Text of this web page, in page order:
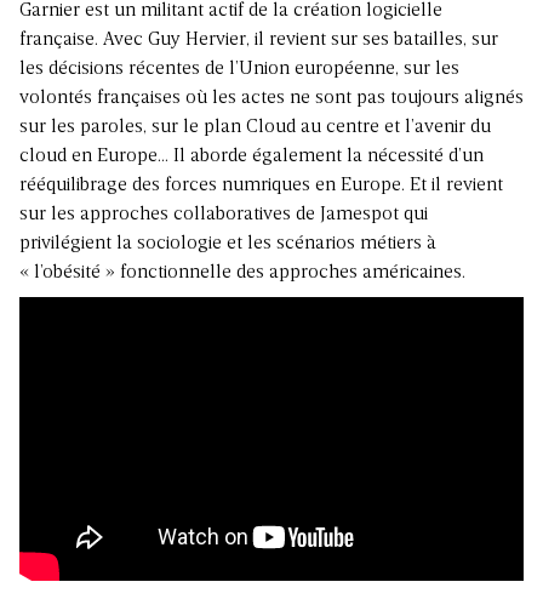
Garnier est un militant actif de la création logicielle
française. Avec Guy Hervier, il revient sur ses batailles, sur
les décisions récentes de l’Union européenne, sur les
volontés françaises où les actes ne sont pas toujours alignés
sur les paroles, sur le plan Cloud au centre et l’avenir du
cloud en Europe… Il aborde également la nécessité d’un
rééquilibrage des forces numriques en Europe. Et il revient
sur les approches collaboratives de Jamespot qui
privilégient la sociologie et les scénarios métiers à
« l’obésité » fonctionnelle des approches américaines.